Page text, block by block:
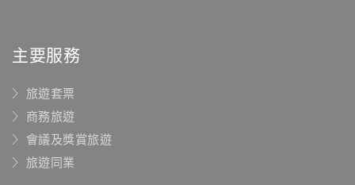
主要服務
旅遊套票
商務旅遊
會議及獎賞旅遊
旅遊同業